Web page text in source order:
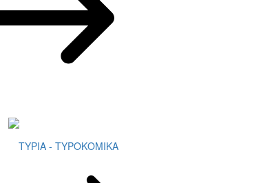
ΤΥΡΙΑ - ΤΥΡΟΚΟΜΙΚΑ